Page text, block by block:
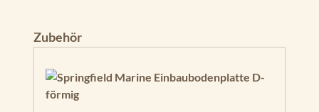
Produktgalerie überspringen
Zubehör